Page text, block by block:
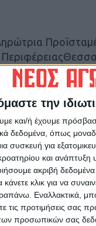
την
και/ή έχουμε
δεδομένα, όπως
για
και ανάπτυξη
ακριβή
κλικ για να
Εναλλακτικά,
τις προτιμήσεις σας
προσωπικών σας
τεκμηρίωση της
είναι η
πέντε